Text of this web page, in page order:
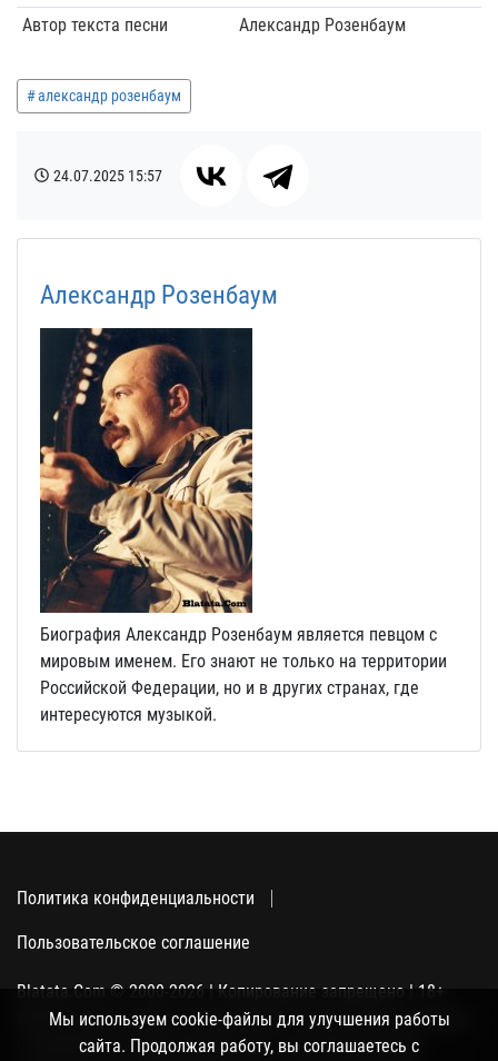
Автор текста песни
Александр Розенбаум
александр розенбаум
24.07.2025 15:57
Александр Розенбаум
Биография Александр Розенбаум является певцом с
мировым именем. Его знают не только на территории
Российской Федерации, но и в других странах, где
интересуются музыкой.
Политика конфиденциальности
Пользовательское соглашение
Blatata.Com © 2000-2026 | Копирование запрещено | 18+
Использование сайта подразумевает ваше полное согласие
с политикой конфиденциальности, пользовательским
Мы используем cookie-файлы для улучшения работы
сайта. Продолжая работу, вы соглашаетесь с